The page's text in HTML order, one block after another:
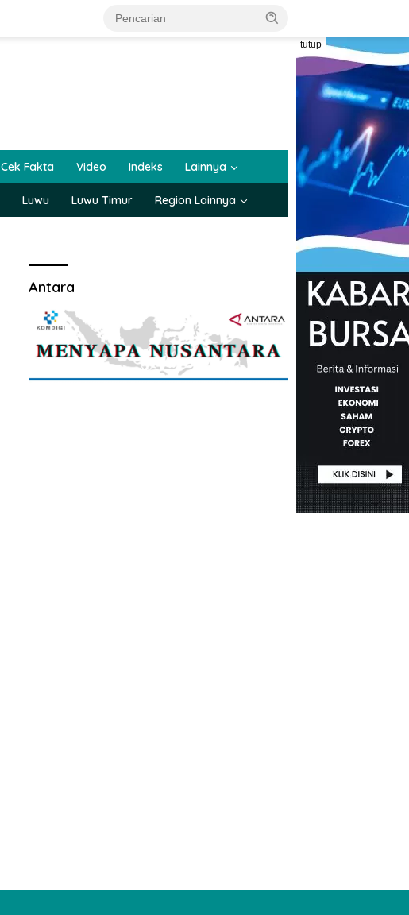
tutup
Cek Fakta Video Indeks Lainnya
Luwu Luwu Timur Region Lainnya
Antara